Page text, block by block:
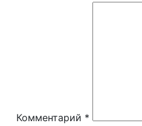
Комментарий *